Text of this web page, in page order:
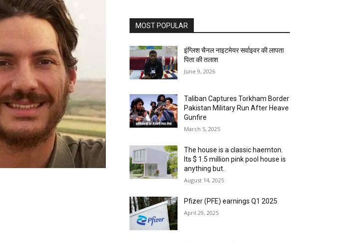
MOST POPULAR
इंग्लिश चैनल नाइटमेयर सर्वाइवर की लापता
पिता की तलाश
June 9, 2026
Taliban Captures Torkham Border
Pakistan Military Run After Heave
Gunfire
March 5, 2025
The house is a classic haemton.
Its $ 1.5 million pink pool house is
anything but.
August 14, 2025
Pfizer (PFE) earnings Q1 2025
April 29, 2025